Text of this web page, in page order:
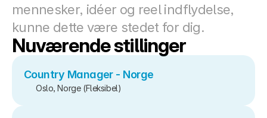
Priser
Select Language
Danish
mennesker, idéer og reel indflydelse,
kunne dette være stedet for dig.
Nuværende stillinger
Country Manager - Norge
Oslo, Norge (Fleksibel)